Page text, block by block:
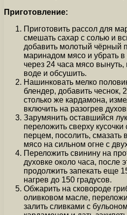
Приготовление:
Приготовить рассол для
смешать сахар с солью и
добавить молотый чёрный
маринадом мясо и убрать
через 24 часа мясо
воде и обсушить.
Нашинковать мелко
блендер, добавить чеснок,
столько же кардамона,
включить на разогрев
Зарумянить оставшийся
переложить сверху
перцем, посолить,
мясо на сильном огне с
Переложить свинину на
духовке около часа, после
продолжить запекать еще
нагрев до 150 градусов.
Обжарить на сковороде
оливковом масле,
залить сливками с